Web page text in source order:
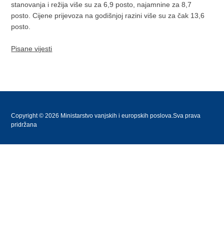
stanovanja i režija više su za 6,9 posto, najamnine za 8,7
posto. Cijene prijevoza na godišnjoj razini više su za čak 13,6
posto.
Pisane vijesti
Copyright © 2026 Ministarstvo vanjskih i europskih poslova.Sva prava
pridržana